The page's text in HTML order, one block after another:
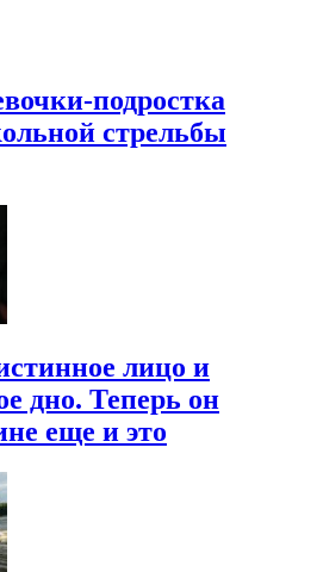
подростка
стрельбы
лицо и
дно. Теперь он
еще и это